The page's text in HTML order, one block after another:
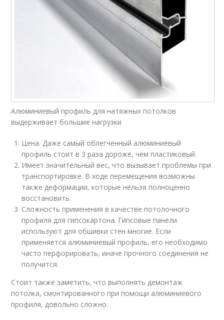
Алюминиевый профиль для натяжных потолков
выдерживает большие нагрузки
Цена. Даже самый облегченный алюминиевый
профиль стоит в 3 раза дороже, чем пластиковый.
Имеет значительный вес, что вызывает проблемы при
транспортировке. В ходе перемещения возможны
также деформации, которые нельзя полноценно
восстановить.
Сложность применения в качестве потолочного
профиля для гипсокартона. Гипсовые панели
используют для обшивки стен многие. Если
применяется алюминиевый профиль, его необходимо
часто перфорировать, иначе прочного соединения не
получится.
Стоит также заметить, что выполнять демонтаж
потолка, смонтированного при помощи алюминиевого
профиля, довольно сложно.